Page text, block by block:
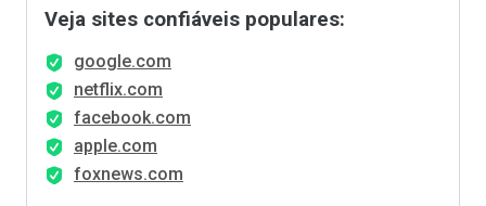
Veja sites confiáveis populares:
google.com
netflix.com
facebook.com
apple.com
foxnews.com